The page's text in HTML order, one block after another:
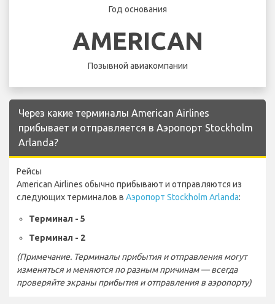
Год основания
AMERICAN
Позывной авиакомпании
Через какие терминалы American Airlines
прибывает и отправляется в Аэропорт Stockholm
Arlanda?
Рейсы
American Airlines обычно прибывают и отправляются из
следующих терминалов в Аэропорт Stockholm Arlanda:
Терминал - 5
Терминал - 2
(Примечание. Терминалы прибытия и отправления могут
изменяться и меняются по разным причинам — всегда
проверяйте экраны прибытия и отправления в аэропорту)